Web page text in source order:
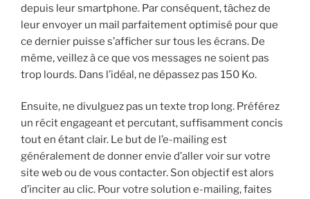
depuis leur smartphone. Par conséquent, tâchez de
leur envoyer un mail parfaitement optimisé pour que
ce dernier puisse s’afficher sur tous les écrans. De
même, veillez à ce que vos messages ne soient pas
trop lourds. Dans l’idéal, ne dépassez pas 150 Ko.
Ensuite, ne divulguez pas un texte trop long. Préférez
un récit engageant et percutant, suffisamment concis
tout en étant clair. Le but de l’e-mailing est
généralement de donner envie d’aller voir sur votre
site web ou de vous contacter. Son objectif est alors
d’inciter au clic. Pour votre solution e-mailing, faites